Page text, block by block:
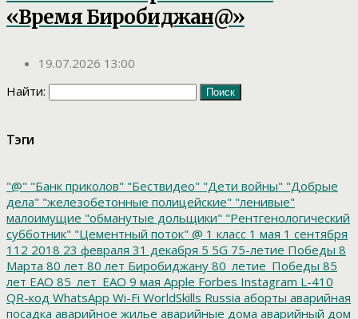
«Время Биробиджан@»
19.07.2026 13:00
Найти:
Тэги
"@" "Банк приколов" "Бествидео" "Дети войны" "Добрые
дела" "железобетонные полицейские" "ленивые"
малоимущие "обманутые дольщики" "Рентгенологический
субботник" "Цементный поток" @ 1 класс 1 мая 1 сентября
112 2018 23 февраля 31 декабря 5 5G 75-летие Победы 8
Марта 80 лет 80 лет Биробиджану 80_летие_Победы 85
лет ЕАО 85_лет_ЕАО 9 мая Apple Forbes Instagram L-410
QR-код WhatsApp Wi-Fi WorldSkills Russia аборты аварийная
посадка аварийное жилье аварийные дома аварийный дом